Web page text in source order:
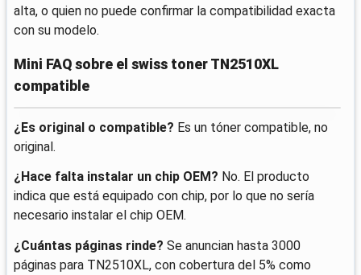
alta, o quien no puede confirmar la compatibilidad exacta
con su modelo.
Mini FAQ sobre el swiss toner TN2510XL
compatible
¿Es original o compatible? Es un tóner compatible, no
original.
¿Hace falta instalar un chip OEM? No. El producto
indica que está equipado con chip, por lo que no sería
necesario instalar el chip OEM.
¿Cuántas páginas rinde? Se anuncian hasta 3000
páginas para TN2510XL, con cobertura del 5% como